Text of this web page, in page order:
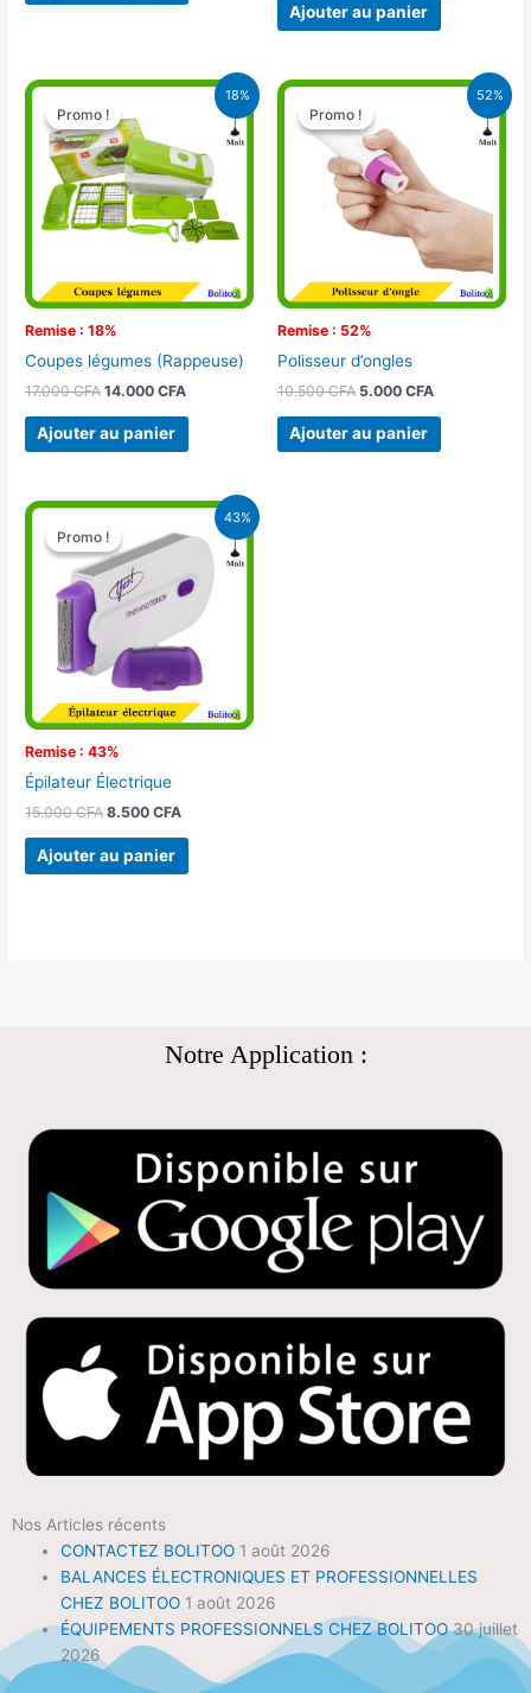
Ajouter au panier
18%
Promo !
Remise : 18%
Promo !
Coupes légumes (Rappeuse)
17.000CFA
Le
prix
initial
était :
17.000 CFA.
14.000CFA
Le
14.000 CFA.
Ajouter au panier
52%
Promo !
Remise : 52%
Promo !
Polisseur d’ongles
10.500CFA
Le
prix
initial
était :
10.500 CFA.
5.000 CFA
Le
Ajouter au panier
43%
Promo !
Remise : 43%
Promo !
Épilateur Électrique
15.000CFA
Le
prix
initial
était :
15.000 CFA.
8.500CFA
Le
actuel
8.500 CFA.
Ajouter au panier
Notre Application :
Nos Articles récents
CONTACTEZ BOLITOO 1 août 2026
BALANCES ÉLECTRONIQUES ET PROFESSIONNELLES
CHEZ BOLITOO 1 août 2026
ÉQUIPEMENTS PROFESSIONNELS CHEZ BOLITOO 30 juillet
2026